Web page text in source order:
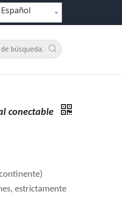
Español
conectable
estrictamente